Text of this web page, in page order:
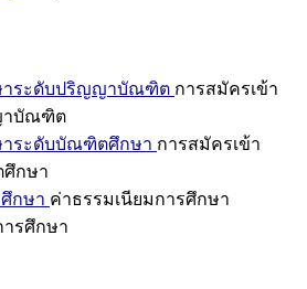
าระดับปริญญาบัณฑิต การสมัครเข้า
าบัณฑิต
าระดับบัณฑิตศึกษา การสมัครเข้า
กษา
กษา ค่าธรรมเนียมการศึกษา
รศึกษา